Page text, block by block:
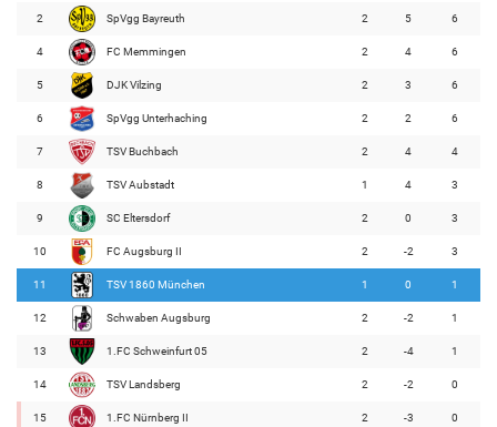
2 SpVgg Bayreuth 2 5 6
4 FC Memmingen 2 4 6
5 DJK Vilzing 2 3 6
6 SpVgg Unterhaching 2 2 6
7 TSV Buchbach 2 4 4
8 TSV Aubstadt 1 4 3
9 SC Eltersdorf 2 0 3
10 FC Augsburg II 2 -2 3
11 TSV 1860 München 1 0 1
12 Schwaben Augsburg 2 -2 1
13 1.FC Schweinfurt 05 2 -4 1
14 TSV Landsberg 2 -2 0
15 1.FC Nürnberg II 2 -3 0